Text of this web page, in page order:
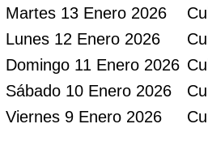
Martes 13 Enero 2026
Lunes 12 Enero 2026
Domingo 11 Enero 2026
Sábado 10 Enero 2026
Viernes 9 Enero 2026